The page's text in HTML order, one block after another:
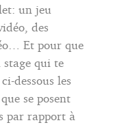
un jeu
des
Et pour que
qui te
dessous les
se posent
par rapport à